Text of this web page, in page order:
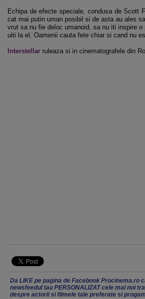
Echipa de efecte speciale, condusa de Scott
cat mai putin uman posibil si de asta au ales
vrut sa nu fie deloc umanoid, sa nu iti inspire o
uiti la el. Oamenii cauta fete chiar si cand nu
Interstellar ruleaza si in cinematografele din
Da LIKE pe pagina de Facebook Procinema.ro
newsfeedul tau PERSONALIZAT cele mai noi
despre actorii si filmele tale preferate si